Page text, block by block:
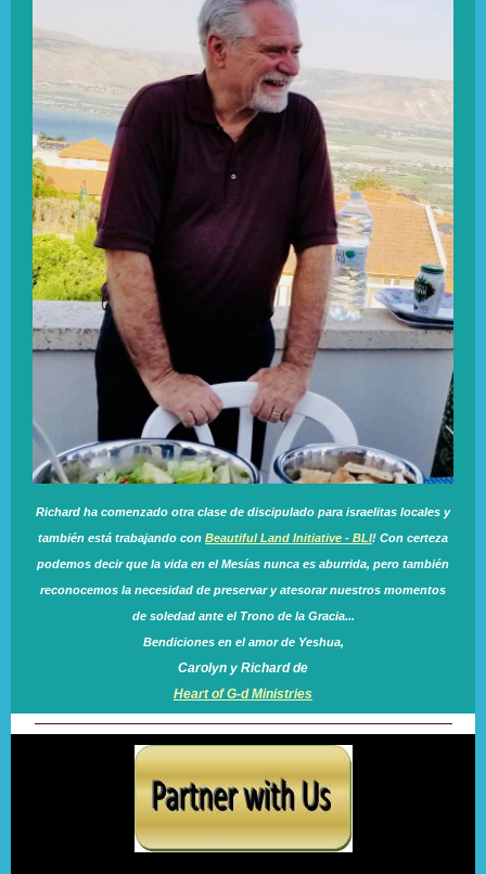
Richard ha comenzado otra clase de discipulado para israelitas locales y
también está trabajando con Beautiful Land Initiative - BLI! Con certeza
podemos decir que la vida en el Mesías nunca es aburrida, pero también
reconocemos la necesidad de preservar y atesorar nuestros momentos
de soledad ante el Trono de la Gracia...
Bendiciones en el amor de Yeshua,
Carolyn y Richard de
Heart of G-d Ministries